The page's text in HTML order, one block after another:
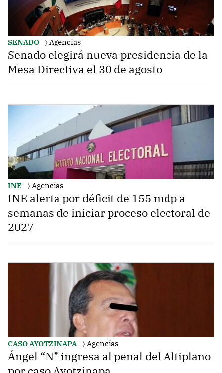
SENADO Agencias
Senado elegirá nueva presidencia de la
Mesa Directiva el 30 de agosto
INE Agencias
INE alerta por déficit de 155 mdp a
semanas de iniciar proceso electoral de
2027
CASO AYOTZINAPA Agencias
Ángel “N” ingresa al penal del Altiplano